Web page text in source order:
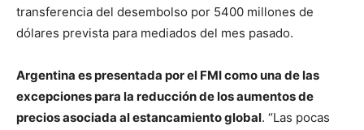
transferencia del desembolso por 5400 millones de
dólares prevista para mediados del mes pasado.
Argentina es presentada por el FMI como una de las
excepciones para la reducción de los aumentos de
precios asociada al estancamiento global. “Las pocas